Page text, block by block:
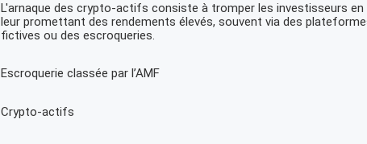
L'arnaque des crypto-actifs consiste à tromper les investisseurs en
leur promettant des rendements élevés, souvent via des
fictives ou des escroqueries.
Escroquerie classée par l’AMF
Crypto-actifs